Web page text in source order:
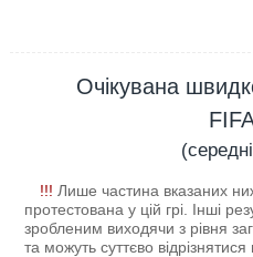
Очікувана
!!! Лише частина вказаних
протестована у цій грі. Інші
зробленим виходячи з рівня
та можуть суттєво відрізнятися